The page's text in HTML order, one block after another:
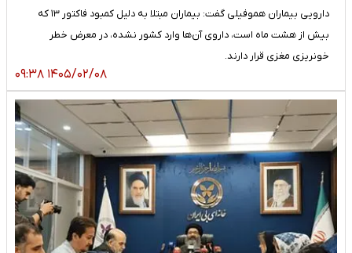
دارویی بیماران هموفیلی گفت: بیماران مبتلا به دلیل کمبود فاکتور ۱۳ که
بیش از هشت ماه است، داروی آن‌ها وارد کشور نشده، در معرض خطر
خونریزی‌ مغزی قرار دارند.
۱۴۰۵/۰۲/۰۸ ۰۹:۳۸